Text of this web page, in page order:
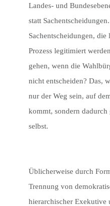
Landes- und
statt
Sachentscheidungen,
Prozess legitimiert
gehen, wenn die
nicht entscheiden? Das,
nur der Weg sein, auf
kommt, sondern dadurch
selbst.
Üblicherweise durch
Trennung von
hierarchischer Exekutive